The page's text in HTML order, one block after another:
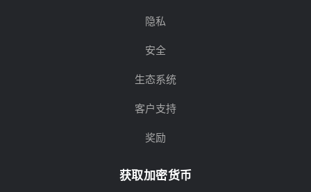
隐私
安全
生态系统
客户支持
奖励
获取加密货币